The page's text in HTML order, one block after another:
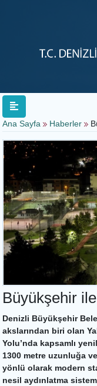
Ana Sayfa Haberler
Büyükşehir ile
Denizli Büyükşehir
akslarından biri olan
Yolu’nda kapsamlı
1300 metre uzunluğa
yönlü olarak modern
nesil aydınlatma